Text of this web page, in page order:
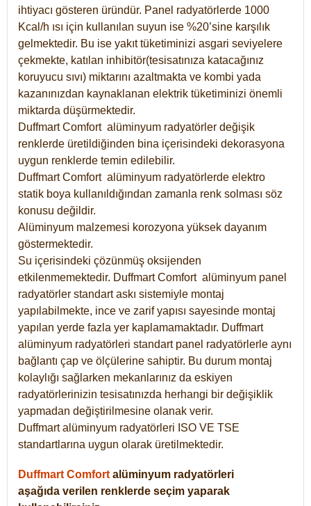
ihtiyacı gösteren üründür. Panel radyatörlerde 1000
Kcal/h ısı için kullanılan suyun ise %20’sine karşılık
gelmektedir. Bu ise yakıt tüketiminizi asgari seviyelere
çekmekte, katılan inhibitör(tesisatınıza katacağınız
koruyucu sıvı) miktarını azaltmakta ve kombi yada
kazanınızdan kaynaklanan elektrik tüketiminizi önemli
miktarda düşürmektedir.
Duffmart Comfort alüminyum radyatörler değişik
renklerde üretildiğinden bina içerisindeki dekorasyona
uygun renklerde temin edilebilir.
DuffmartComfort alüminyum radyatörlerde elektro
statik boya kullanıldığından zamanla renk solması söz
konusu değildir.
Alüminyum malzemesi korozyona yüksek dayanım
göstermektedir.
Su içerisindeki çözünmüş oksijenden
etkilenmemektedir. DuffmartComfort alüminyum panel
radyatörler standart askı sistemiyle montaj
yapılabilmekte, ince ve zarif yapısı sayesinde montaj
yapılan yerde fazla yer kaplamamaktadır. Duffmart
alüminyum radyatörleri standart panel radyatörlerle aynı
bağlantı çap ve ölçülerine sahiptir. Bu durum montaj
kolaylığı sağlarken mekanlarınız da eskiyen
radyatörlerinizin tesisatınızda herhangi bir değişiklik
yapmadan değiştirilmesine olanak verir.
Duffmart alüminyum radyatörleri ISO VE TSE
standartlarına uygun olarak üretilmektedir.
Duffmart Comfort alüminyum radyatörleri
aşağıda verilen renklerde seçim yaparak